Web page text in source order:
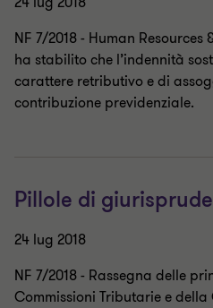
NF 7/2018 - Human
ha stabilito che l’indennità
carattere retributivo e di
contribuzione previdenziale.
Pillole di
24 lug 2018
NF 7/2018 - Rassegna delle
Commissioni Tributarie e